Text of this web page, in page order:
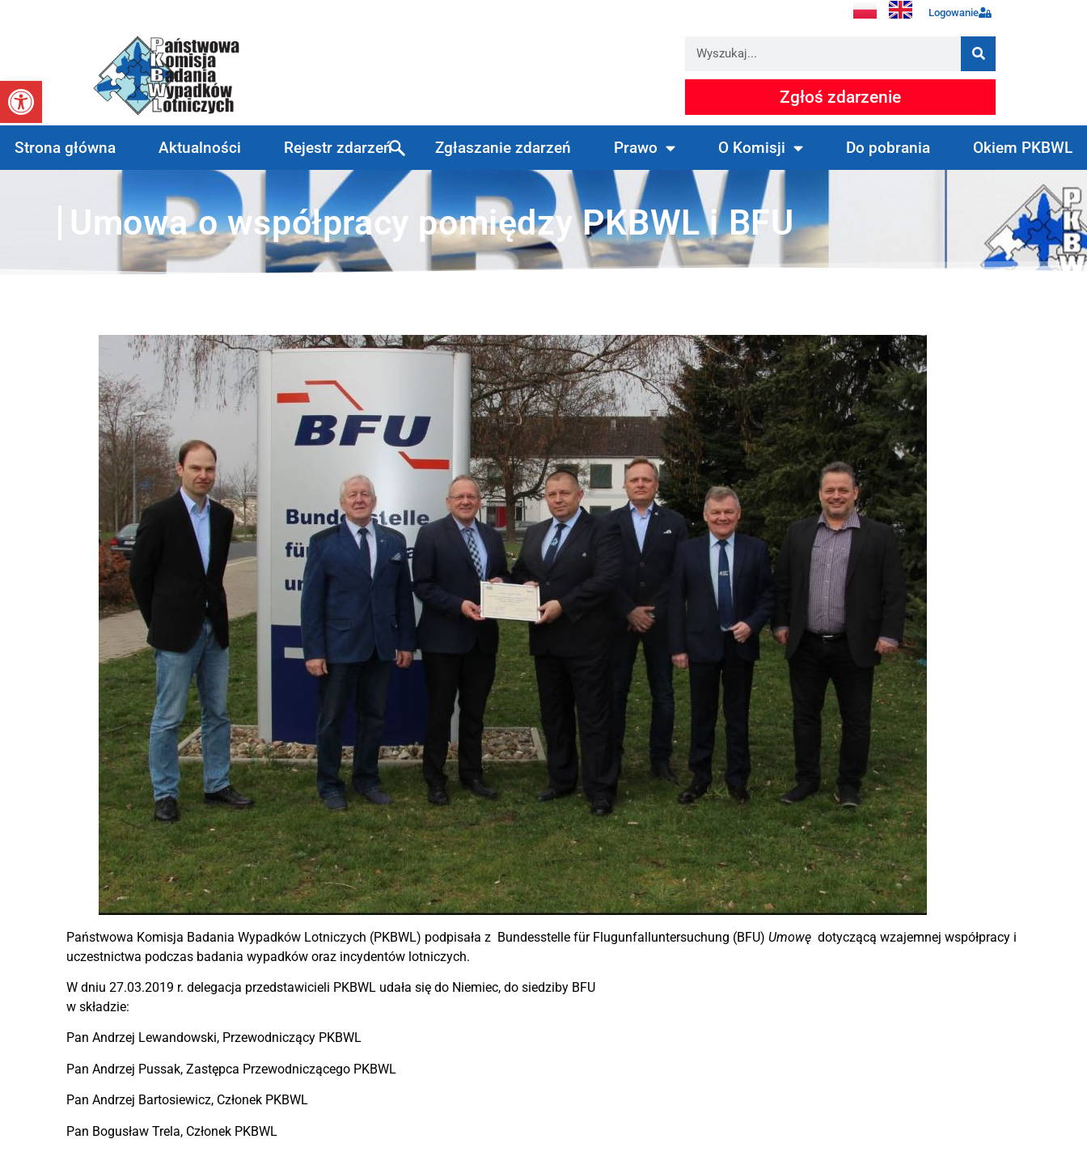
Otwórz pasek narzędzi
Logowanie
Zgłoś zdarzenie
Strona główna Aktualności Rejestr zdarzeń Zgłaszanie zdarzeń Prawo O Komisji Do pobrania Okiem PKBWL
Umowa o współpracy pomiędzy PKBWL i BFU
Państwowa Komisja Badania Wypadków Lotniczych (PKBWL) podpisała z Bundesstelle für Flugunfalluntersuchung (BFU) Umowę dotyczącą wzajemnej współpracy i
uczestnictwa podczas badania wypadków oraz incydentów lotniczych.
W dniu 27.03.2019 r. delegacja przedstawicieli PKBWL udała się do Niemiec, do siedziby BFU
w składzie:
Pan Andrzej Lewandowski, Przewodniczący PKBWL
Pan Andrzej Pussak, Zastępca Przewodniczącego PKBWL
Pan Andrzej Bartosiewicz, Członek PKBWL
Pan Bogusław Trela, Członek PKBWL